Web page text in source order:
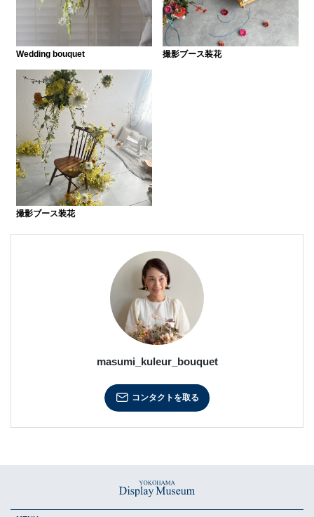
Wedding bouquet 撮影ブース装花
撮影ブース装花
masumi_kuleur_bouquet
コンタクトを取る